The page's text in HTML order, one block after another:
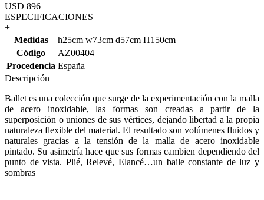
USD 896
ESPECIFICACIONES
+
Medidas
h25cm w73cm d57cm H150cm
Código
AZ00404
Procedencia España
Descripción
Ballet es una colección que surge de la experimentación con la malla
de acero inoxidable, las formas son creadas a partir de la
superposición o uniones de sus vértices, dejando libertad a la propia
naturaleza flexible del material. El resultado son volúmenes fluidos y
naturales gracias a la tensión de la malla de acero inoxidable
pintado. Su asimetría hace que sus formas cambien dependiendo del
punto de vista. Plié, Relevé, Elancé…un baile constante de luz y
sombras